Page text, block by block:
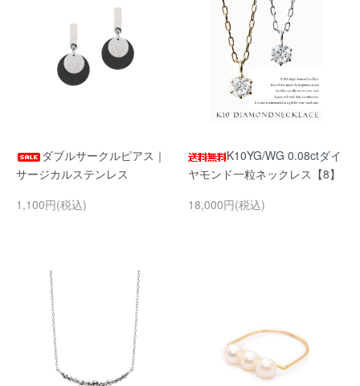
ダブルサークルピアス｜
サージカルステンレス
1,100円(税込)
K10YG/WG 0.08ctダイ
ヤモンド一粒ネックレス【8】
18,000円(税込)